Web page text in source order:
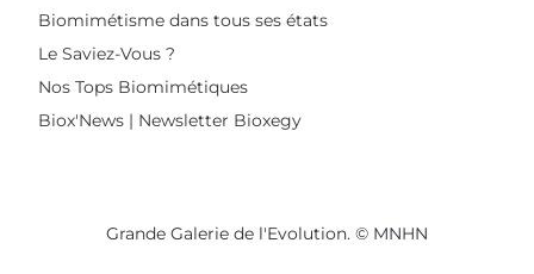
Biomimétisme dans tous ses états
Le Saviez-Vous ?
Nos Tops Biomimétiques
Biox'News | Newsletter Bioxegy
Grande Galerie de l'Evolution. © MNHN